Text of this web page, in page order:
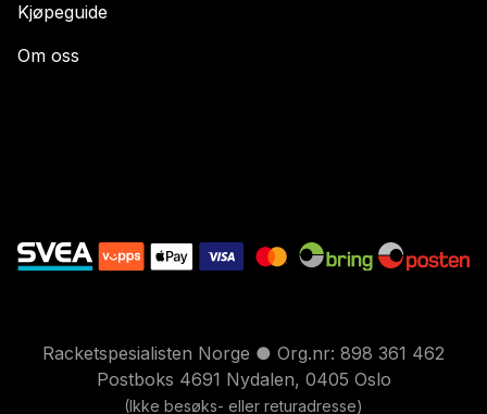
Kjøpeguide
Om oss
Racketspesialisten Norge ● Org.nr: 898 361 462
Postboks 4691 Nydalen, 0405 Oslo
(Ikke besøks- eller returadresse)